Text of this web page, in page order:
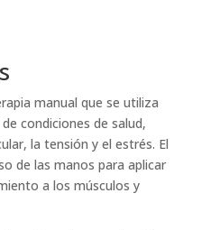
manual que se utiliza
condiciones de salud,
la tensión y el estrés. El
de las manos para aplicar
a los músculos y